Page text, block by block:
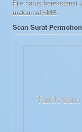
File harus berekstensi
maksimal 5MB.
Scan Surat
Tarik